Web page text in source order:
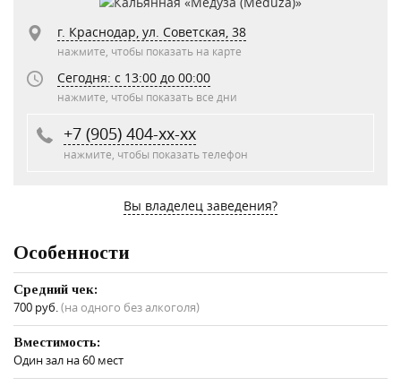
г. Краснодар, ул. Советская, 38
нажмите, чтобы показать на карте
Сегодня: c 13:00 до 00:00
нажмите, чтобы показать все дни
+7 (905) 404-xx-xx
нажмите, чтобы показать телефон
Вы владелец заведения?
Особенности
Средний чек:
700 руб.(на одного без алкоголя)
Вместимость:
Один зал на 60 мест